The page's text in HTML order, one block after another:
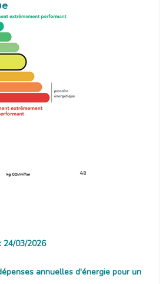
48
24/03/2026
annuelles d'énergie pour un